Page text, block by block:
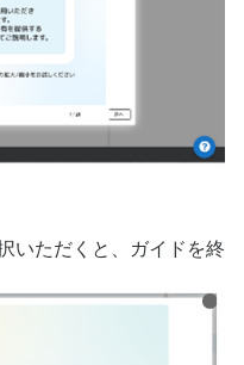
いただくと、ガイドを終